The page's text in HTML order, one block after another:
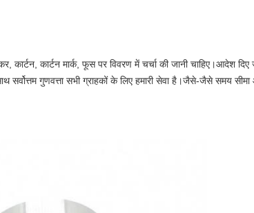
कार्टन मार्क, फूस पर विवरण में चर्चा की जानी चाहिए।आदेश दिए
सर्वोत्तम गुणवत्ता सभी ग्राहकों के लिए हमारी सेवा है।जैसे-जैसे समय